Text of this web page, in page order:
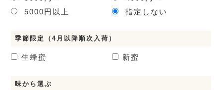
5000円以上
指定しない
季節限定（4月以降順次入荷）
生蜂蜜 新蜜
味から選ぶ